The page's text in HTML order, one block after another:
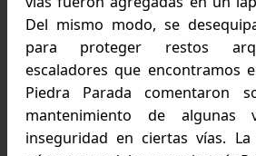
vías de escalada con
por la iluminación, por el
agarres.